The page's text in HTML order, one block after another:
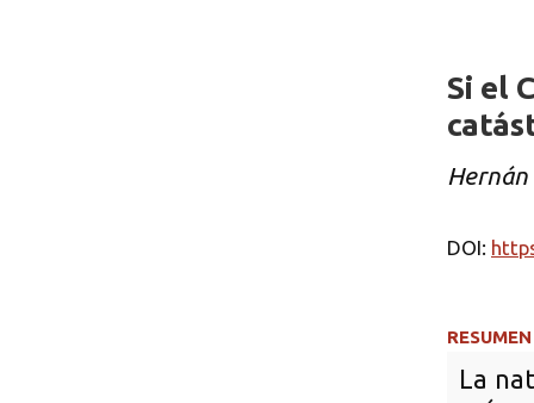
Si el
DOI:
RESUMEN
La